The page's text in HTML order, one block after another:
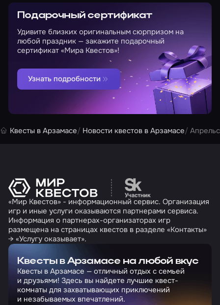
Подарочный сертификат
Удивите близких оригинальным сюрпризом на
любой праздник — закажите подарочный
сертификат «Мира Квестов»!
Узнать подробности
Квесты в Арзамасе Новости квестов в Арзамасе
Перейти на сайт
«Мир Квестов» - информационный сервис. Организация
игр и иные услуги оказываются партнерами сервиса.
Информация о партнерах-организаторах игр
размещена на страницах квестов в разделе «Контакты»
→ «Услугу оказывает».
Квесты в Арзамасе на любой вкус
Квесты в Арзамасе — отличный отдых с семьей
и друзьями! Здесь вы найдете лучшие квест-
комнаты для захватывающих приключений
и незабываемых впечатлений.